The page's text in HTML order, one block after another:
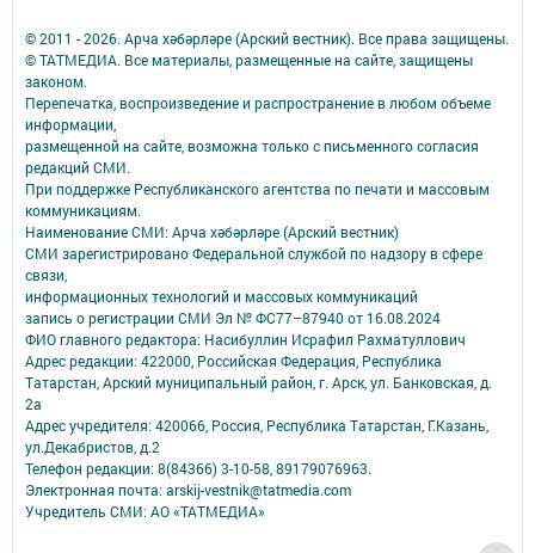
© 2011 - 2026. Арча хәбәрләре (Арский вестник). Все права защищены.
© ТАТМЕДИА. Все материалы, размещенные на сайте, защищены
законом.
Перепечатка, воспроизведение и распространение в любом объеме
информации,
размещенной на сайте, возможна только с письменного согласия
редакций СМИ.
При поддержке Республиканского агентства по печати и массовым
коммуникациям.
Наименование СМИ: Арча хәбәрләре (Арский вестник)
СМИ зарегистрировано Федеральной службой по надзору в сфере
связи,
информационных технологий и массовых коммуникаций
запись о регистрации СМИ Эл № ФС77–87940 от 16.08.2024
ФИО главного редактора: Насибуллин Исрафил Рахматуллович
Адрес редакции: 422000, Российская Федерация, Республика
Татарстан, Арский муниципальный район, г. Арск, ул. Банковская, д.
2а
Адрес учредителя: 420066, Россия, Республика Татарстан, Г.Казань,
ул.Декабристов, д.2
Телефон редакции: 8(84366) 3-10-58, 89179076963.
Электронная почта: arskij-vestnik@tatmedia.com
Учредитель СМИ: АО «ТАТМЕДИА»